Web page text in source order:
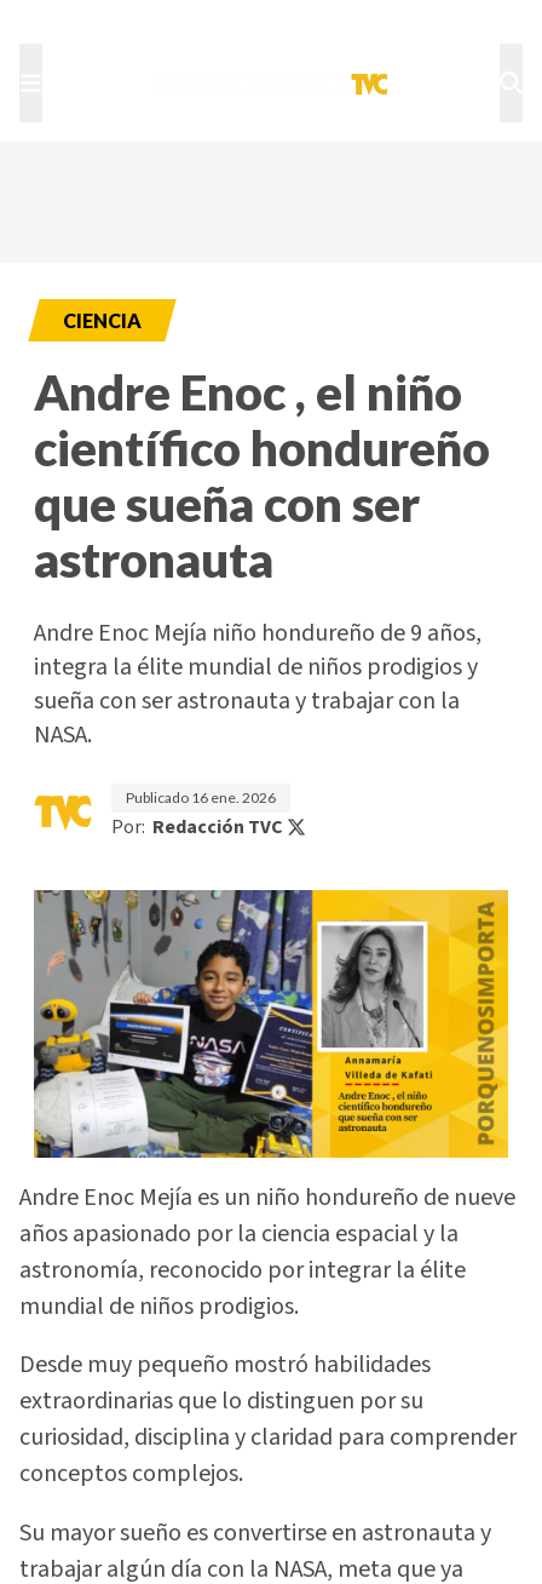
CIENCIA
Andre Enoc , el niño
científico hondureño
que sueña con ser
astronauta
Andre Enoc Mejía niño hondureño de 9 años,
integra la élite mundial de niños prodigios y
sueña con ser astronauta y trabajar con la
NASA.
Publicado 16 ene. 2026
Por: Redacción TVC
Andre Enoc Mejía es un niño hondureño de nueve
años apasionado por la ciencia espacial y la
astronomía, reconocido por integrar la élite
mundial de niños prodigios.
Desde muy pequeño mostró habilidades
extraordinarias que lo distinguen por su
curiosidad, disciplina y claridad para comprender
conceptos complejos.
Su mayor sueño es convertirse en astronauta y
trabajar algún día con la NASA, meta que ya